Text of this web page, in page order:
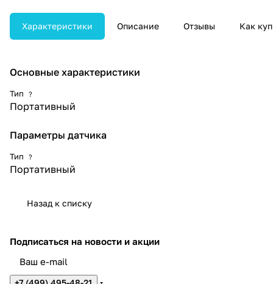
высокой нагрузкой.
Характеристики Описание Отзывы Как
Основные характеристики
Тип ?
Портативный
Параметры датчика
Тип ?
Портативный
Назад к списку
Подписаться на новости и акции